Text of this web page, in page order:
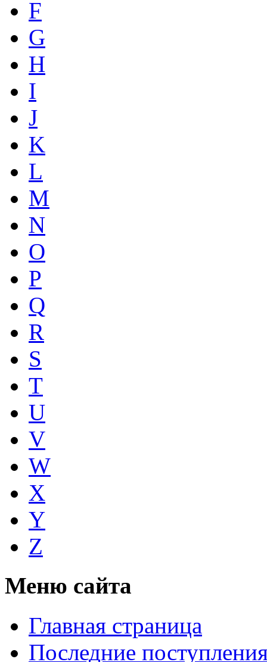
F
G
H
I
J
K
L
M
N
O
P
Q
R
S
T
U
V
W
X
Y
Z
Меню сайта
Главная страница
Последние